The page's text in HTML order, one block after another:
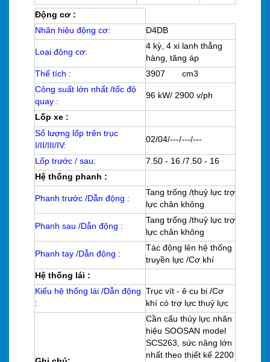
Động cơ :
Nhãn hiệu động cơ:
D4DB
Loại động cơ:
4 kỳ, 4 xi lanh thẳng
hàng, tăng áp
Thể tích :
3907 cm3
Công suất lớn nhất /tốc độ
quay :
96 kW/ 2900 v/ph
Lốp xe :
Số lượng lốp trên trục
I/II/III/IV:
02/04/---/---/---
Lốp trước / sau:
7.50 - 16 /7.50 - 16
Hệ thống phanh :
Phanh trước /Dẫn động :
Tang trống /thuỷ lực trợ
lực chân không
Phanh sau /Dẫn động :
Tang trống /thuỷ lực trợ
lực chân không
Phanh tay /Dẫn động :
Tác động lên hệ thống
truyền lực /Cơ khí
Hệ thống lái :
Kiểu hệ thống lái /Dẫn động
:
Trục vít - ê cu bi /Cơ
khí có trợ lực thuỷ lực
Cần cẩu thủy lực nhãn
hiệu SOOSAN model
SCS263, sức nâng lớn
nhất theo thiết kế 2200